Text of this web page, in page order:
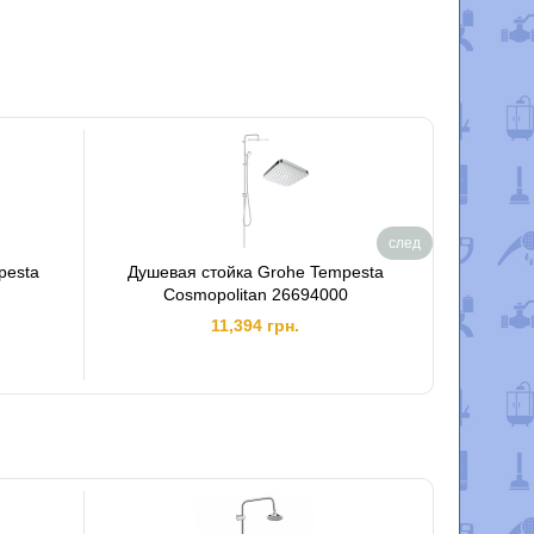
Душевая стойка Grohe Tempesta
Cosmopolitan 26694000
11,394 грн.
след